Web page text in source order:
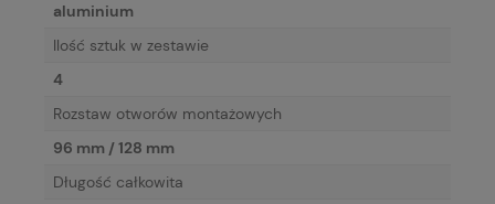
aluminium
Ilość sztuk w zestawie
4
Rozstaw otworów montażowych
96 mm / 128 mm
Długość całkowita